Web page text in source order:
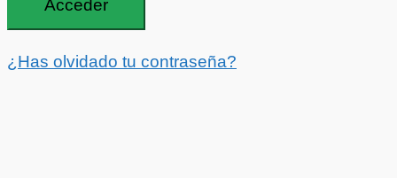
¿Has olvidado tu contraseña?